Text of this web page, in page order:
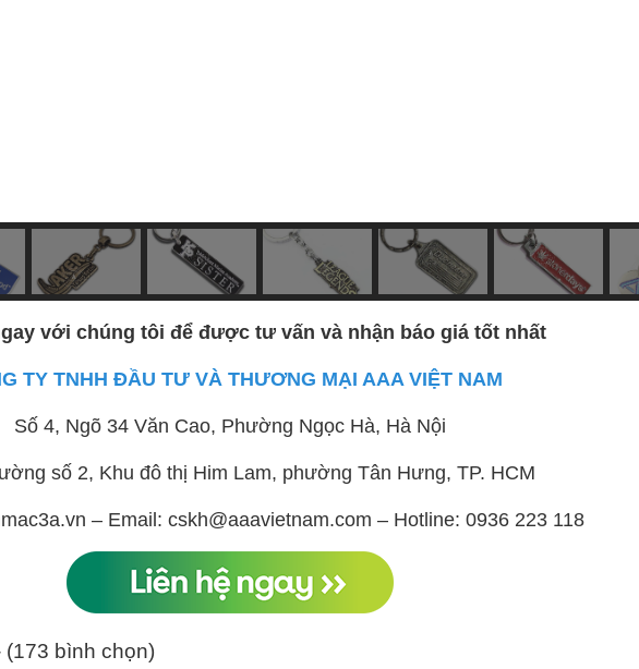
với chúng tôi để được tư vấn và nhận báo giá tốt nhất
TY TNHH ĐẦU TƯ VÀ THƯƠNG MẠI AAA VIỆT NAM
Số 4, Ngõ 34 Văn Cao, Phường Ngọc Hà, Hà Nội
số 2, Khu đô thị Him Lam, phường Tân Hưng, TP. HCM
– Email: cskh@aaavietnam.com – Hotline: 0936 223 118
(173 bình chọn)